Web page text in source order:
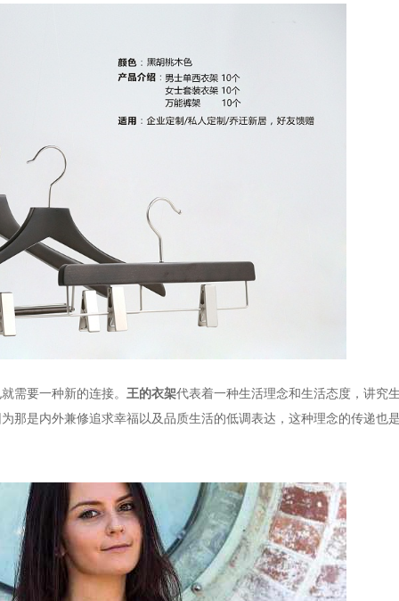
需要一种新的连接。 王的衣架代表着一种生活理念和生活态度，讲究
那是内外兼修追求幸福以及品质生活的低调表达，这种理念的传递也